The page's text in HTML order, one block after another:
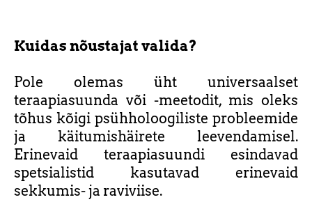
Kuidas nõustajat valida?
Pole olemas üht universaalset
teraapiasuunda või -meetodit, mis oleks
tõhus kõigi psühholoogiliste probleemide
ja käitumishäirete leevendamisel.
Erinevaid teraapiasuundi esindavad
spetsialistid kasutavad erinevaid
sekkumis- ja raviviise.